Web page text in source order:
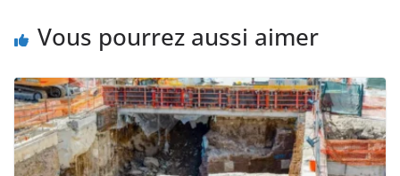
Vous pourrez aussi aimer